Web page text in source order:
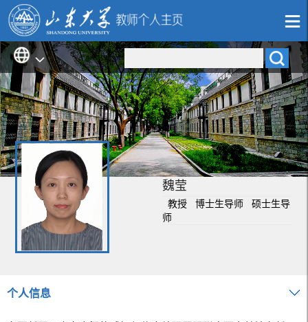
魏莹
教授 博士生导师 硕士生导
师
个人信息